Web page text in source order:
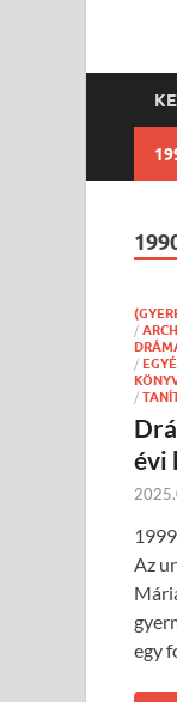
/
/
/
évi
Az
egy